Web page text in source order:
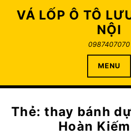
VÁ LỐP Ô TÔ
NỘI
0987407070
MENU
Thẻ:thay bánh
Hoàn